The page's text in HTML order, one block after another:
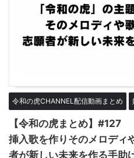
令和の虎CHANNEL配信動画まとめ
【令和の虎まとめ】#127
挿入歌を作りそのメロディ
者が新しい未来を作る手助